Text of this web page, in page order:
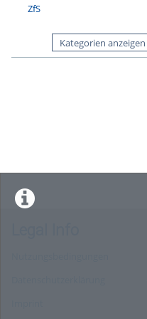
ZfS
Kategorien anzeigen